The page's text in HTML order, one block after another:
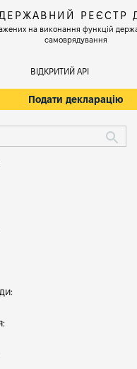
РЕЄСТР
на виконання функцій
самоврядування
ВІДКРИТИЙ АРІ
Подати декларацію